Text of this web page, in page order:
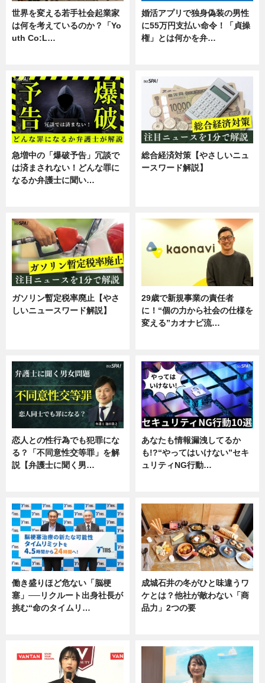
世界を変える若手社会起業家
は何を考えているのか？「Yo
uth Co:L…
婚活アプリで独身偽装の男性
に55万円支払い命令！「貞操
権」とは何かを弁…
急増中の「爆破予告」冗談で
は済まされない！どんな罪に
なるか弁護士に聞い…
総合経済対策【やさしいニュ
ースワード解説】
ガソリン暫定税率廃止【やさ
しいニュースワード解説】
29歳で新規事業の責任者
に！“個の力から社会の仕様を
変える”カオナビ流…
恋人との性行為でも犯罪にな
る？「不同意性交等罪」を解
説【弁護士に聞く男…
あなたも情報漏洩してるか
も!?“やってはいけない”セキ
ュリティNG行動…
働き盛りほど危ない「脳梗
塞」──リクルート出身社長が
挑む“命のタイムリ…
成城石井の冬がひと味違うワ
ケとは？他社が敵わない「商
品力」2つの要